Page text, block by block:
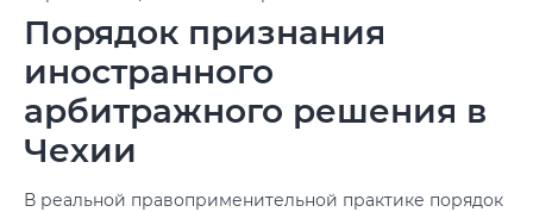
Порядок признания
иностранного
арбитражного решения в
Чехии
В реальной правоприменительной практике порядок